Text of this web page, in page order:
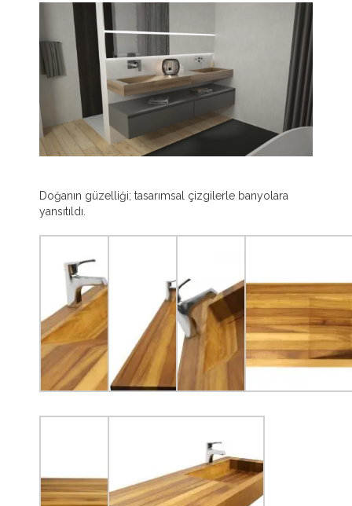
Doğanın güzelliği; tasarımsal çizgilerle banyolara
yansıtıldı.